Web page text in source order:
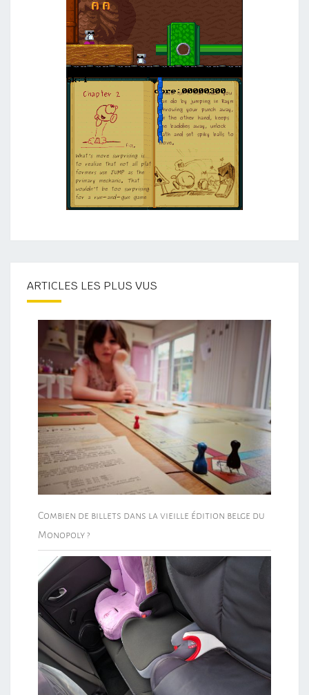
ARTICLES LES PLUS VUS
Combien de billets dans la vieille édition belge du
Monopoly ?